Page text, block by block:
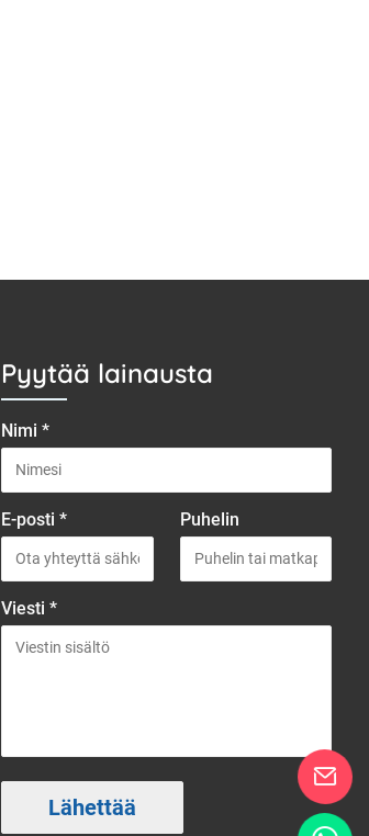
Pyytää lainausta
Nimi *
E-posti * Puhelin
Viesti *